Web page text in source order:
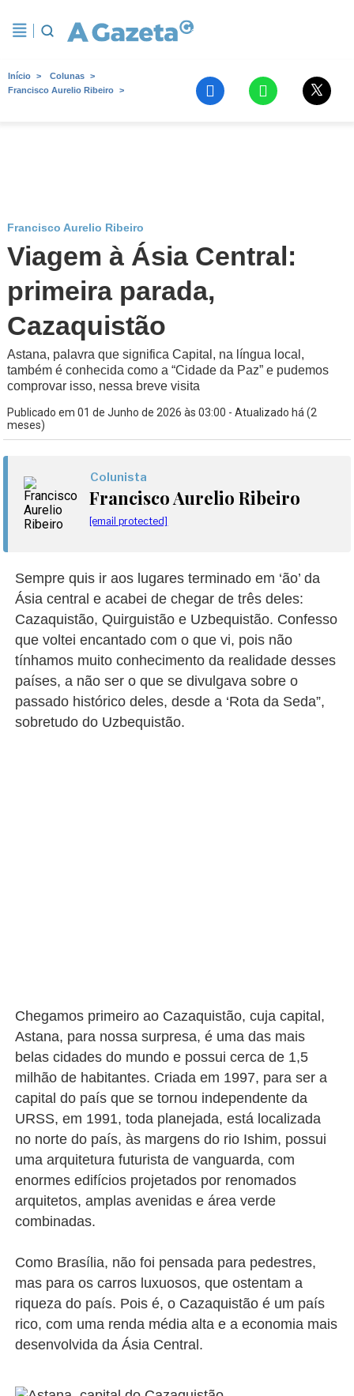
Início
Colunas
Francisco Aurelio Ribeiro
Francisco Aurelio Ribeiro
Viagem à Ásia Central:
primeira parada,
Cazaquistão
Astana, palavra que significa Capital, na língua local,
também é conhecida como a “Cidade da Paz” e pudemos
comprovar isso, nessa breve visita
Publicado em 01 de Junho de 2026 às 03:00 - Atualizado há (2
meses)
Colunista
Francisco Aurelio Ribeiro
[email protected]
Sempre quis ir aos lugares terminado em ‘ão’ da
Ásia central e acabei de chegar de três deles:
Cazaquistão, Quirguistão e Uzbequistão. Confesso
que voltei encantado com o que vi, pois não
tínhamos muito conhecimento da realidade desses
países, a não ser o que se divulgava sobre o
passado histórico deles, desde a ‘Rota da Seda”,
sobretudo do Uzbequistão.
Chegamos primeiro ao Cazaquistão, cuja capital,
Astana, para nossa surpresa, é uma das mais
belas cidades do mundo e possui cerca de 1,5
milhão de habitantes. Criada em 1997, para ser a
capital do país que se tornou independente da
URSS, em 1991, toda planejada, está localizada
no norte do país, às margens do rio Ishim, possui
uma arquitetura futurista de vanguarda, com
enormes edifícios projetados por renomados
arquitetos, amplas avenidas e área verde
combinadas.
Como Brasília, não foi pensada para pedestres,
mas para os carros luxuosos, que ostentam a
riqueza do país. Pois é, o Cazaquistão é um país
rico, com uma renda média alta e a economia mais
desenvolvida da Ásia Central.